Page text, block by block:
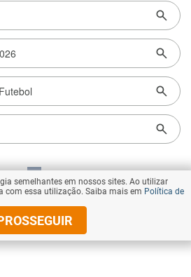
AO TOPO
semelhantes em nossos sites. Ao utilizar
com essa utilização. Saiba mais em Política de